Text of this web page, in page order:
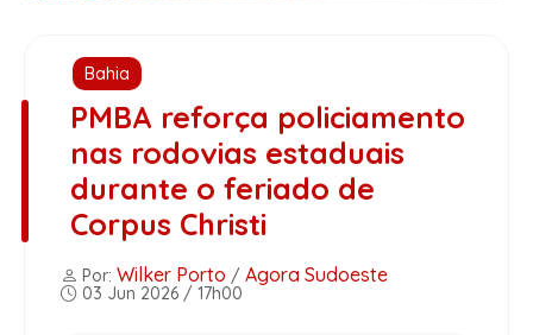
Bahia
PMBA reforça policiamento
nas rodovias estaduais
durante o feriado de
Corpus Christi
Por: Wilker Porto / Agora Sudoeste
03 Jun 2026 / 17h00